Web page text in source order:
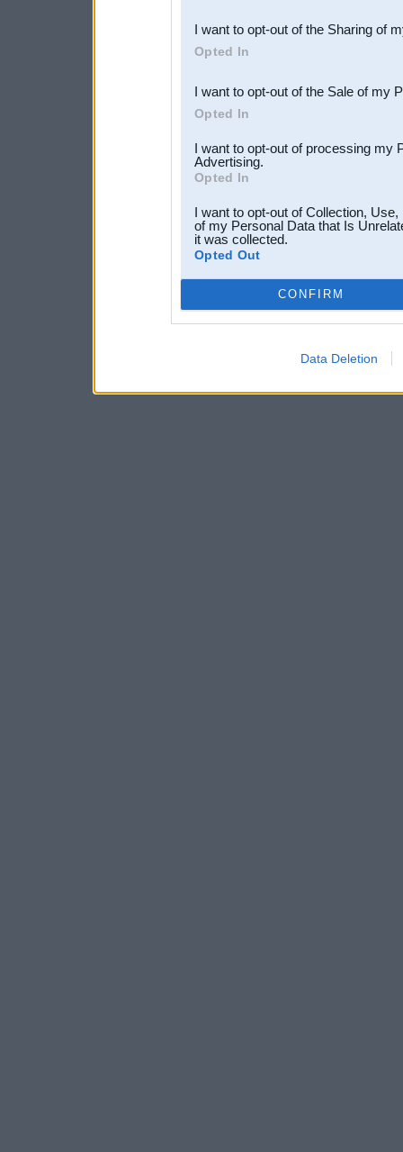
Downstream Participants
third parties.
I want to opt-out of the Sharing of
Opted In
I want to opt-out of the Sale of my
Opted In
I want to opt-out of processing my
Advertising.
Opted In
I want to opt-out of Collection,
of my Personal Data that Is
it was collected.
Opted Out
CONFIRM
Data Deletion